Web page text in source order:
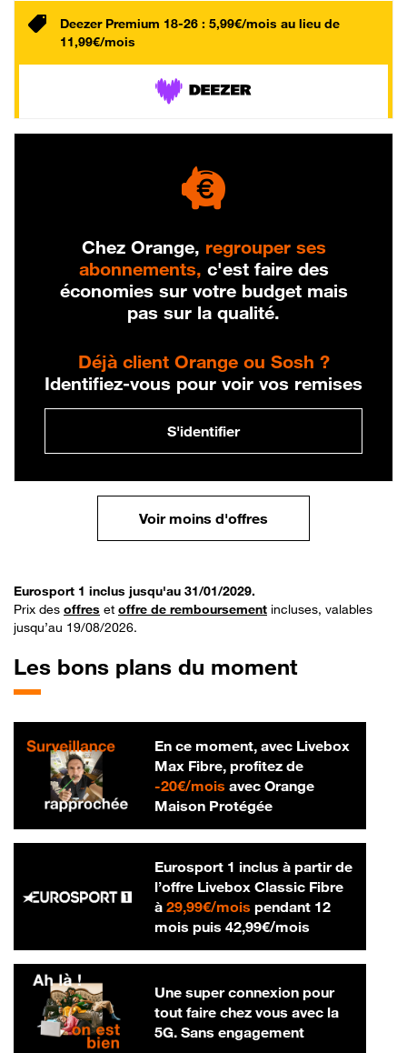
Deezer Premium 18-26 : 5,99€/mois au lieu de
11,99€/mois
Chez Orange, regrouper ses
abonnements, c'est faire des
économies sur votre budget mais
pas sur la qualité.
Déjà client Orange ou Sosh ?
Identifiez-vous pour voir vos remises
S'identifier
Voir moins d'offres
Eurosport 1 inclus jusqu'au 31/01/2029.
Prix des offres et offre de remboursement incluses, valables
jusqu’au 19/08/2026.
Les bons plans du moment
En ce moment, avec Livebox
Max Fibre, profitez de
-20€/mois20 € par mois
avec Orange
Maison Protégée
Eurosport 1 inclus à partir de
l’offre Livebox Classic Fibre
à 29,99€/mois29,99 € par mois
pendant 12
mois puis 42,99€/mois42,99 € par
Une super connexion pour
tout faire chez vous avec la
5G. Sans engagement